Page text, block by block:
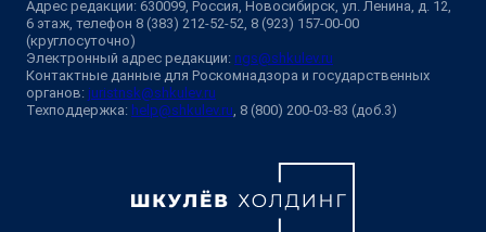
Адрес редакции: 630099, Россия, Новосибирск, ул. Ленина, д. 12,
6 этаж, телефон 8 (383) 212-52-52, 8 (923) 157-00-00
(круглосуточно)
Электронный адрес редакции: ngs@shkulev.ru
Контактные данные для Роскомнадзора и государственных
органов: juristnsk@shkulev.ru
Техподдержка: help@shkulev.ru, 8 (800) 200-03-83 (доб.3)